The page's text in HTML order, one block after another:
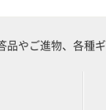
品やご進物、各種